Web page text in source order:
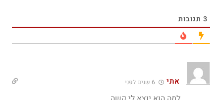
3תגובות
אתי